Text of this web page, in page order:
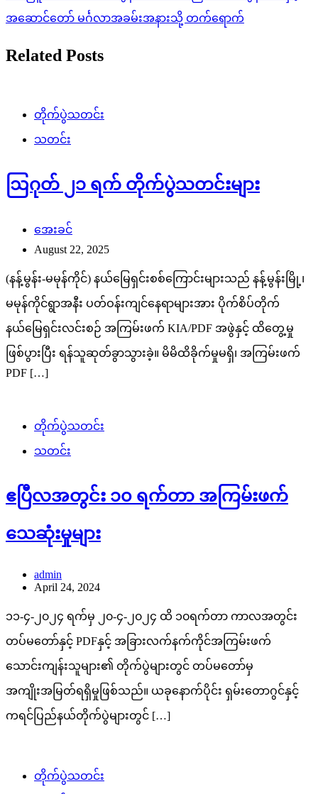
အဆောင်တော် မင်္ဂလာအခမ်းအနားသို့ တက်ရောက်
Related Posts
တိုက်ပွဲသတင်း
သတင်း
ဩဂုတ် ၂၁ ရက် တိုက်ပွဲသတင်းများ
အေးခင်
August 22, 2025
(နန့်မွန်း-မမုန်ကိုင်) နယ်မြေရှင်းစစ်ကြောင်းများသည် နန့်မွန်းမြို့၊
မမုန်ကိုင်ရွာအနီး ပတ်ဝန်းကျင်နေရာများအား ပိုက်စိပ်တိုက်
နယ်မြေရှင်းလင်းစဉ် အကြမ်းဖက် KIA/PDF အဖွဲနှင့် ထိတွေ့မှု
ဖြစ်ပွားပြီး ရန်သူဆုတ်ခွာသွားခဲ့။ မိမိထိခိုက်မှုမရှိ၊ အကြမ်းဖက်
PDF […]
တိုက်ပွဲသတင်း
သတင်း
ဧပြီလအတွင်း ၁၀ ရက်တာ အကြမ်းဖက်
သေဆုံးမှုများ
admin
April 24, 2024
၁၁-၄-၂၀၂၄ ရက်မှ ၂၀-၄-၂၀၂၄ ထိ ၁၀ရက်တာ ကာလအတွင်း
တပ်မတော်နှင့် PDFနှင့် အခြားလက်နက်ကိုင်အကြမ်းဖက်
သောင်းကျန်းသူများ၏ တိုက်ပွဲများတွင် တပ်မတော်မှ
အကျိုးအမြတ်ရရှိမှုဖြစ်သည်။ ယခုနောက်ပိုင်း ရှမ်းတောဂွင်နှင့်
ကရင်ပြည်နယ်တိုက်ပွဲများတွင် […]
တိုက်ပွဲသတင်း